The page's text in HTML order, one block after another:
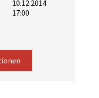
10.12.2014
17:00